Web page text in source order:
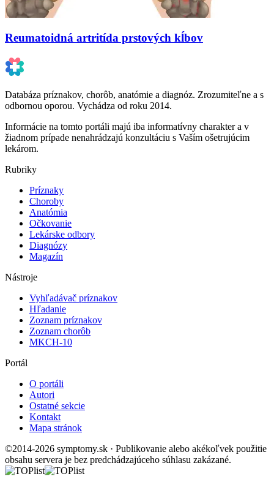
Reumatoidná artritída prstových kĺbov
Databáza príznakov, chorôb, anatómie a diagnóz. Zrozumiteľne a s
odbornou oporou. Vychádza od roku 2014.
Informácie na tomto portáli majú iba informatívny charakter a v
žiadnom prípade nenahrádzajú konzultáciu s Vaším ošetrujúcim
lekárom.
Rubriky
Príznaky
Choroby
Anatómia
Očkovanie
Lekárske odbory
Diagnózy
Magazín
Nástroje
Vyhľadávač príznakov
Hľadanie
Zoznam príznakov
Zoznam chorôb
MKCH-10
Portál
O portáli
Autori
Ostatné sekcie
Kontakt
Mapa stránok
©2014-2026 symptomy.sk · Publikovanie alebo akékoľvek použitie
obsahu servera je bez predchádzajúceho súhlasu zakázané.